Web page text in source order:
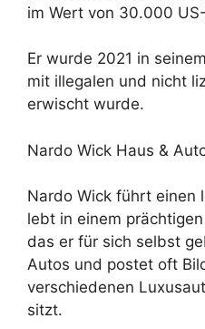
im Wert von 30.000
Er wurde 2021 in
mit illegalen und nicht
erwischt wurde.
Nardo Wick Haus &
Nardo Wick führt einen
lebt in einem
das er für sich selbst
Autos und postet oft
verschiedenen
sitzt.